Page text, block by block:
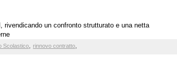
un confronto strutturato e una netta
Scolastico, rinnovo contratto,